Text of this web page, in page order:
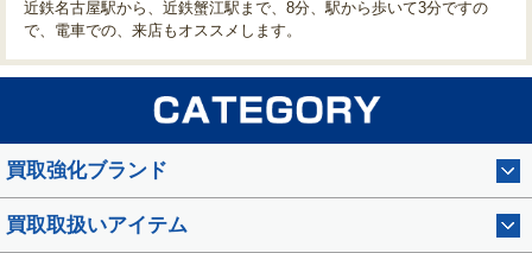
近鉄名古屋駅から、近鉄蟹江駅まで、8分、駅から歩いて3分ですの
で、電車での、来店もオススメします。
買取強化ブランド
買取取扱いアイテム